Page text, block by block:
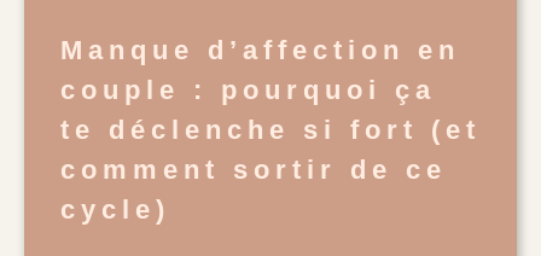
Manque d’affection en
couple : pourquoi ça
te déclenche si fort (et
comment sortir de ce
cycle)